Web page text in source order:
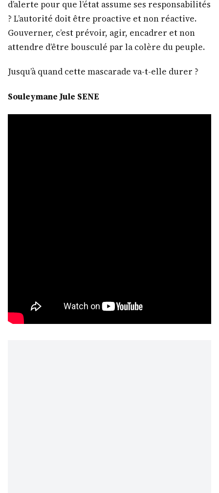
d’alerte pour que l’état assume ses responsabilités
? L’autorité doit être proactive et non réactive.
Gouverner, c’est prévoir, agir, encadrer et non
attendre d’être bousculé par la colère du peuple.
Jusqu’à quand cette mascarade va-t-elle durer ?
Souleymane Jule SENE